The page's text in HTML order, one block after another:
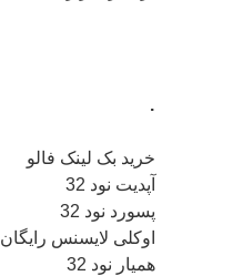
.
خرید بک لینک فالو
آپدیت نود 32
پسورد نود 32
اوکلی لایسنس رایگان
همیار نود 32